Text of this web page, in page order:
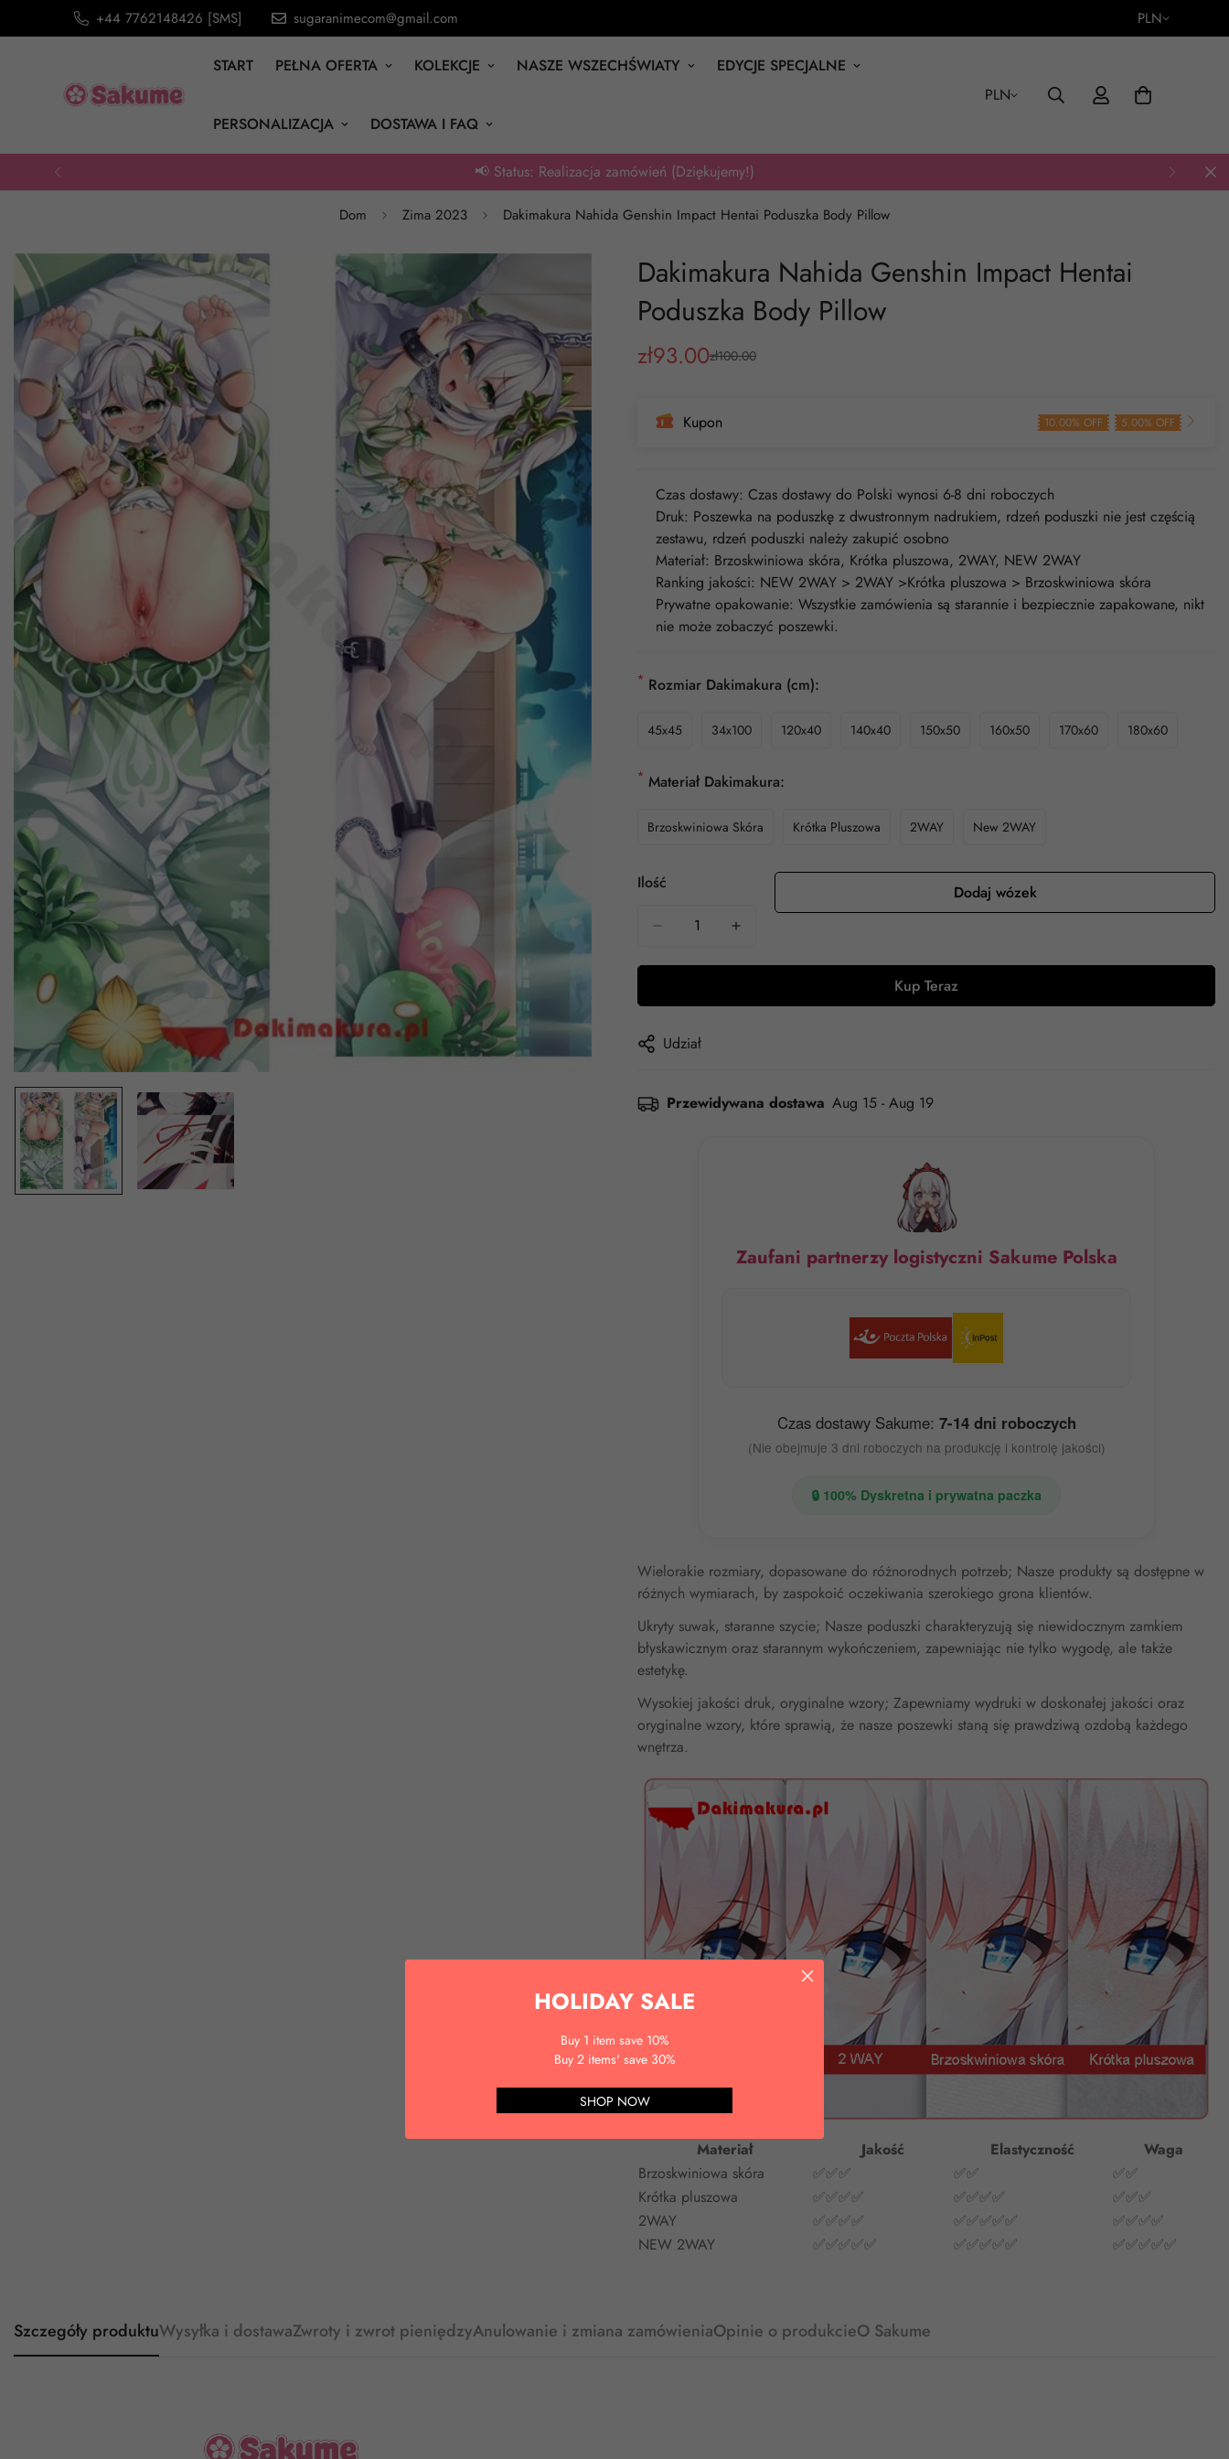
+44 7762148426 [SMS] sugaranimecom@gmail.com PLN
START PEŁNA OFERTA KOLEKCJE NASZE WSZECHŚWIATY EDYCJE SPECJALNE
PERSONALIZACJA DOSTAWA I FAQ
PLN
📢 Status: Realizacja zamówień (Dziękujemy!)
Dom Zima 2023 Dakimakura Nahida Genshin Impact Hentai Poduszka Body Pillow
Dakimakura Nahida Genshin Impact Hentai
Poduszka Body Pillow
Cena
zł93.00
Cena
zł100.00
Kupon 10.00% OFF 5.00% OFF
Czas dostawy: Czas dostawy do Polski wynosi 6-8 dni roboczych
Druk: Poszewka na poduszkę z dwustronnym nadrukiem, rdzeń poduszki nie jest częścią
zestawu, rdzeń poduszki należy zakupić osobno
Materiał: Brzoskwiniowa skóra, Krótka pluszowa, 2WAY, NEW 2WAY
Ranking jakości: NEW 2WAY > 2WAY >Krótka pluszowa > Brzoskwiniowa skóra
Prywatne opakowanie: Wszystkie zamówienia są starannie i bezpiecznie zapakowane, nikt
nie może zobaczyć poszewki.
* Rozmiar Dakimakura (cm):
45x45 34x100 120x40 140x40 150x50 160x50 170x60 180x60
* Materiał Dakimakura:
Brzoskwiniowa Skóra Krótka Pluszowa 2WAY New 2WAY
Ilość Dodaj wózek
Kup Teraz
Udział
Przewidywana dostawa Aug 15 - Aug 19
Zaufani partnerzy logistyczni Sakume Polska
Czas dostawy Sakume: 7-14 dni roboczych
(Nie obejmuje 3 dni roboczych na produkcję i kontrolę jakości)
🔒 100% Dyskretna i prywatna paczka
Wielorakie rozmiary, dopasowane do różnorodnych potrzeb; Nasze produkty są dostępne w
różnych wymiarach, by zaspokoić oczekiwania szerokiego grona klientów.
Ukryty suwak, staranne szycie; Nasze poduszki charakteryzują się niewidocznym zamkiem
błyskawicznym oraz starannym wykończeniem, zapewniając nie tylko wygodę, ale także
estetykę.
Wysokiej jakości druk, oryginalne wzory; Zapewniamy wydruki w doskonałej jakości oraz
oryginalne wzory, które sprawią, że nasze poszewki staną się prawdziwą ozdobą każdego
wnętrza.
Materiał Jakość Elastyczność
Waga
Brzoskwiniowa skóra
✅✅✅ ✅✅
✅✅
Krótka pluszowa
✅✅✅✅ ✅✅✅✅
✅✅✅
2WAY
✅✅✅✅ ✅✅✅✅✅
✅✅✅✅
NEW 2WAY
✅✅✅✅✅ ✅✅✅✅✅ ✅✅✅✅✅
Szczegóły produktuWysyłka i dostawaZwroty i zwrot pieniędzyAnulowanie i zmiana zamówieniaOpinie o produkcieO Sakume
HOLIDAY SALE
Buy 1 item save 10%
Buy 2 items' save 30%
SHOP NOW